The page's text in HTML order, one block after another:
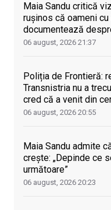
Maia Sandu critică
rușinos că oameni
documentează
06 august, 2026 21:37
Poliția de Frontieră:
Transnistria nu a
cred că a venit din
06 august, 2026 20:55
Maia Sandu admite
crește: „Depinde ce
următoare”
06 august, 2026 20:23